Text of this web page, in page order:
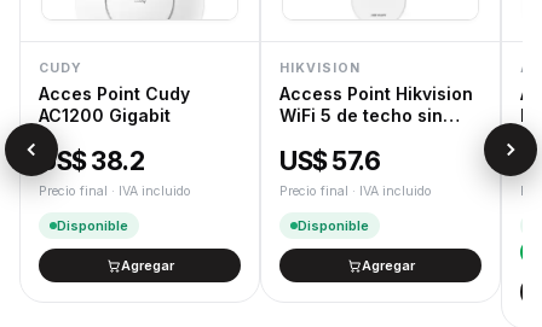
CUDY
Acces Point Cudy
AC1200 Gigabit
US$ 38.2
Precio final · IVA incluido
Disponible
Agregar
HIKVISION
Access Point Hikvision
WiFi 5 de techo sin
US$ 57.6
Precio final · IVA incluido
Disponible
Agregar